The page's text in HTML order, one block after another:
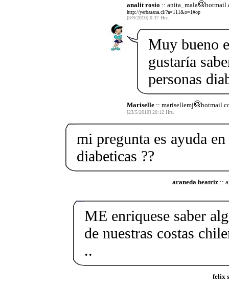
analit rosio :: anita_mala
http://yerbasana.cl/?a=111&o=1#op
[3/9/2010] 0:37 Hrs.
Muy bueno
gustaría
personas
Mariselle:: marisellemj
[23/5/2010] 20:12 Hrs.
mi pregunta es ayuda en
diabeticas ??
araneda beatriz ::
ME enriquese saber
de nuestras costas
..
felix